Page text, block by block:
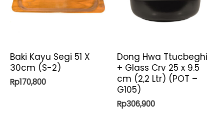
Baki Kayu Segi 51 X
30cm (S-2)
Rp170,800
Dong Hwa Ttucbeghi
+ Glass Crv 25 x 9.5
cm (2,2 Ltr) (POT –
G105)
Rp306,900